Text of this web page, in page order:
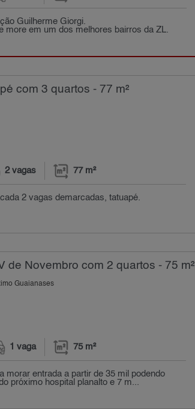
Guilherme Giorgi.
more em um dos melhores bairros da ZL.
com 3 quartos - 77 m²
2 vagas 77 m²
2 vagas demarcadas, tatuapé.
de Novembro com 2 quartos - 75 m²
Guaianases
1 vaga 75 m²
morar entrada a partir de 35 mil podendo
próximo hospital planalto e 7 m...